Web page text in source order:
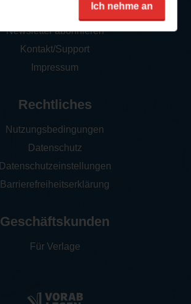
Ich nehme an
Newsletter abonnieren
Kontakt/Support
Impressum
Rechtliches
Nutzungsbedingungen
Datenschutz
Datenschutzeinstellungen
Barrierefreiheitserklärung
Geschäftskunden
Für Verlage